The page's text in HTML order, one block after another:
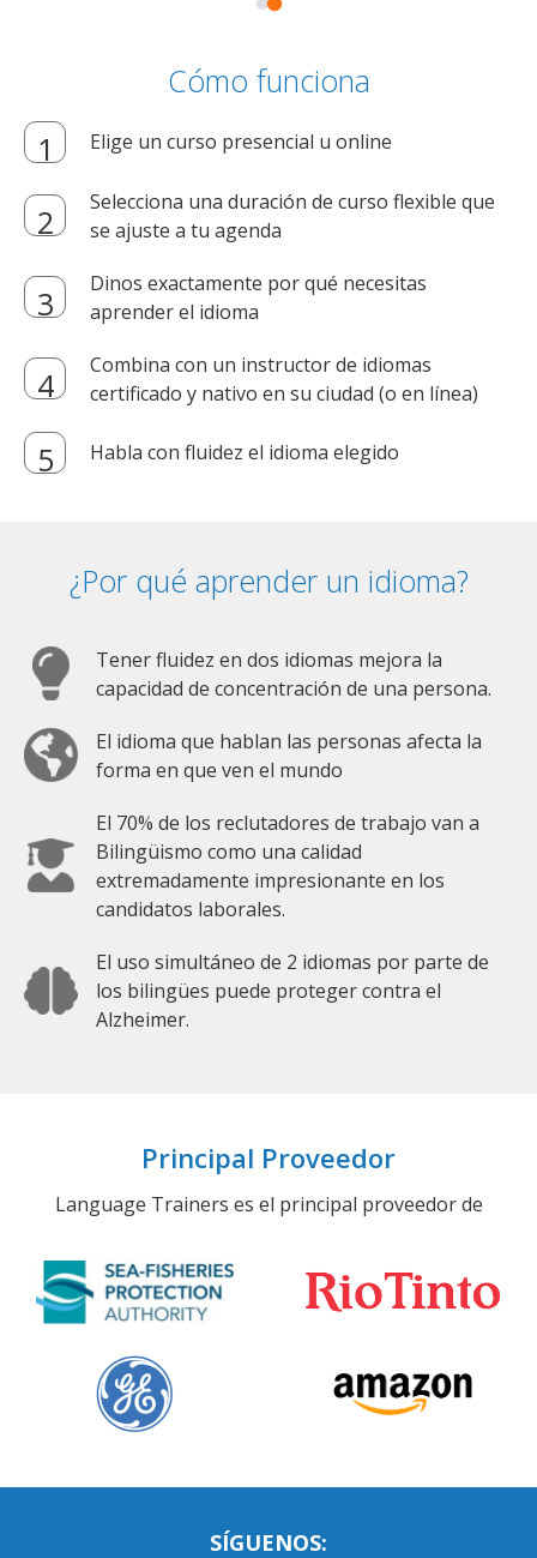
Cómo funciona
Elige un curso presencial u online
Selecciona una duración de curso flexible que
se ajuste a tu agenda
Dinos exactamente por qué necesitas
aprender el idioma
Combina con un instructor de idiomas
certificado y nativo en su ciudad (o en línea)
Habla con fluidez el idioma elegido
¿Por qué aprender un idioma?
Tener fluidez en dos idiomas mejora la
capacidad de concentración de una persona.
El idioma que hablan las personas afecta la
forma en que ven el mundo
El 70% de los reclutadores de trabajo van a
Bilingüismo como una calidad
extremadamente impresionante en los
candidatos laborales.
El uso simultáneo de 2 idiomas por parte de
los bilingües puede proteger contra el
Alzheimer.
Principal Proveedor
Language Trainers es el principal proveedor de
SÍGUENOS: